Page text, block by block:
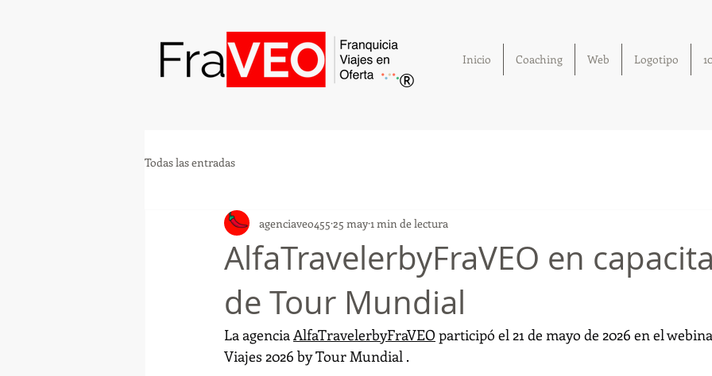
®
Inicio Coaching Web Logotipo
Todas las entradas
AlfaTravelerbyFraVEO en
de Tour Mundial
agenciaveo455 25 may1 min de lectura
La agencia AlfaTravelerbyFraVEO participó el 21 de mayo de 2026 en el
Viajes 2026 by Tour Mundial .